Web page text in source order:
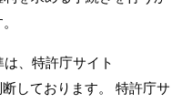
、特許庁サイト
しております。 特許庁サ